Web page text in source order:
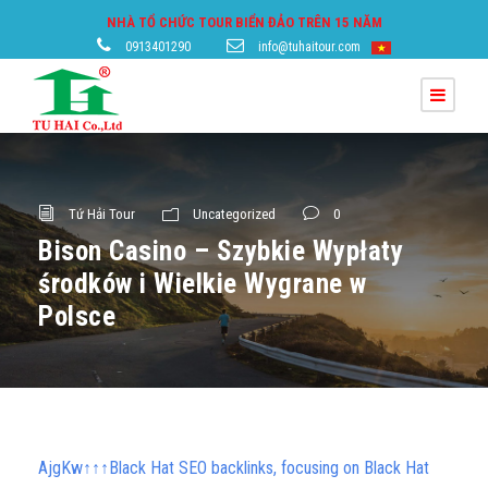
NHÀ TỔ CHỨC TOUR BIỂN ĐẢO TRÊN 15 NĂM
0913401290 info@tuhaitour.com
Tứ Hải Tour Uncategorized 0
Bison Casino – Szybkie Wypłaty
środków i Wielkie Wygrane w
Polsce
AjgKw↑↑↑Black Hat SEO backlinks, focusing on Black Hat